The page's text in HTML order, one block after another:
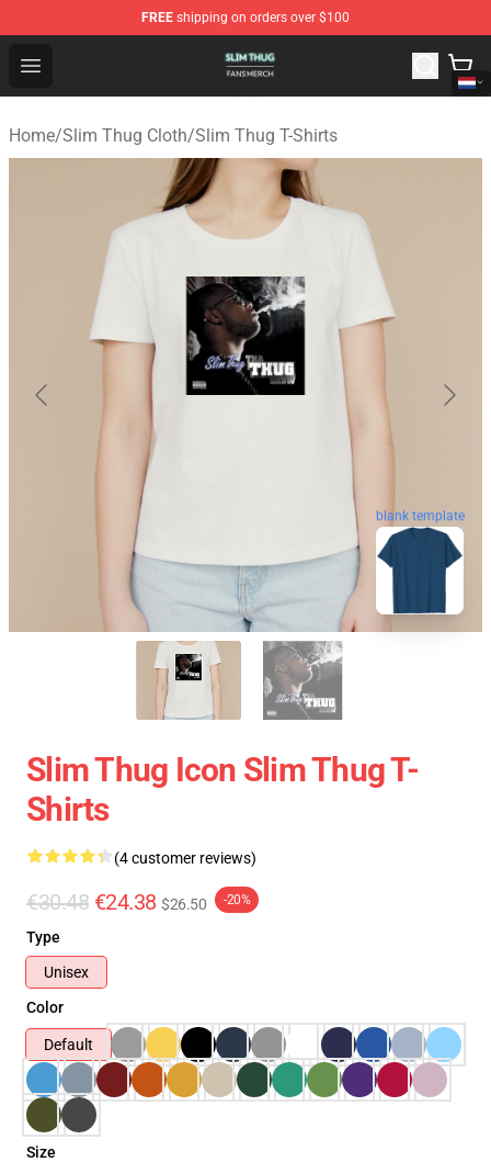
FREE shipping on orders over $100
Open menu
Slim Thug Shop - Official Slim Thug Merchandise Store
Home/Slim Thug Cloth/Slim Thug T-Shirts
blank template
Slim Thug Icon Slim Thug T-
Shirts
(4 customer reviews)
€30.48 €24.38 $26.50 -20%
Type
Unisex
Color
Default
Size